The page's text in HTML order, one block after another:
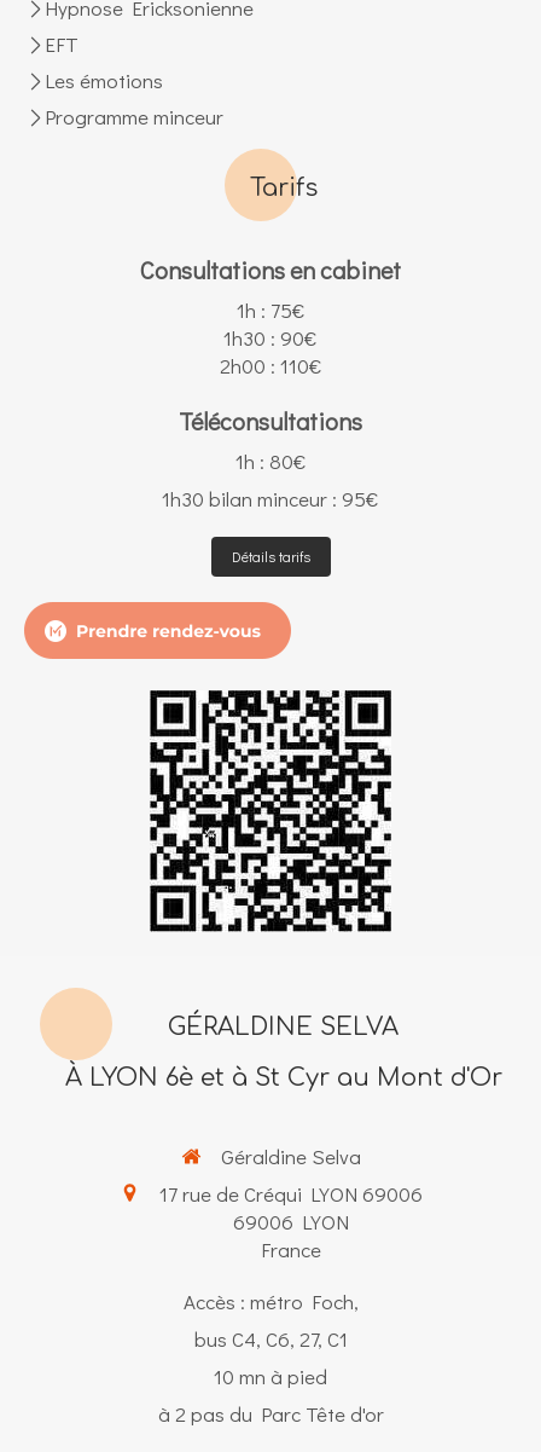
Hypnose Ericksonienne
EFT
Les émotions
Programme minceur
Tarifs
Consultations en cabinet
1h : 75€
1h30 : 90€
2h00 : 110€
Téléconsultations
1h : 80€
1h30 bilan minceur : 95€
Détails tarifs
GÉRALDINE SELVA
À LYON 6è et à St Cyr au Mont d'Or
Géraldine Selva
17 rue de Créqui LYON 69006
69006 LYON
France
Accès : métro Foch,
bus C4, C6, 27, C1
10 mn à pied
à 2 pas du Parc Tête d'or